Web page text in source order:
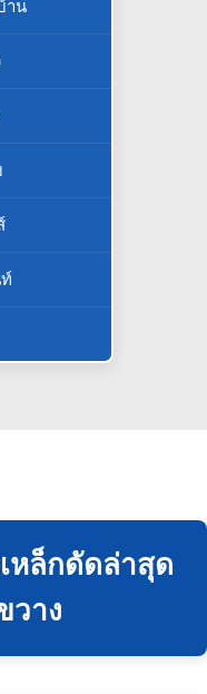
าน
หล็กดัดล่าสุด
วาง